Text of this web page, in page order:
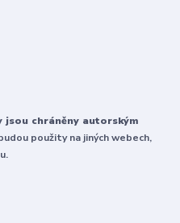
jsou chráněny autorským
použity na jiných webech,